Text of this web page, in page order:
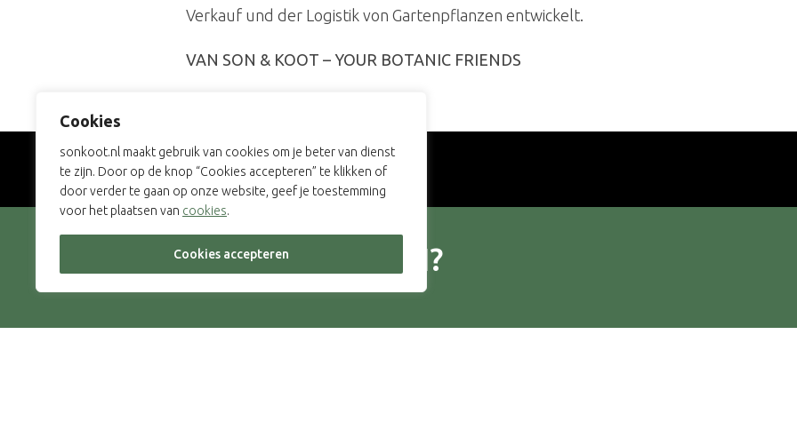
Cookies
sonkoot.nl maakt gebruik van cookies om je beter van dienst
te zijn. Door op de knop “Cookies accepteren” te klikken of
door verder te gaan op onze website, geef je toestemming
voor het plaatsen van cookies.
Cookies accepteren
Verkauf und der Logistik von Gartenpflanzen entwickelt.
VAN SON & KOOT – YOUR BOTANIC FRIENDS
INFORMIERT BLEIBEN?